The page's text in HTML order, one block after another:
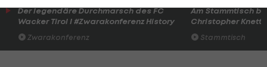
Der legendäre Durchmarsch des FC
Wacker Tirol I #Zwarakonferenz History
Zwarakonferenz
Am Stammtisch
Christopher Knett
Stammtisch